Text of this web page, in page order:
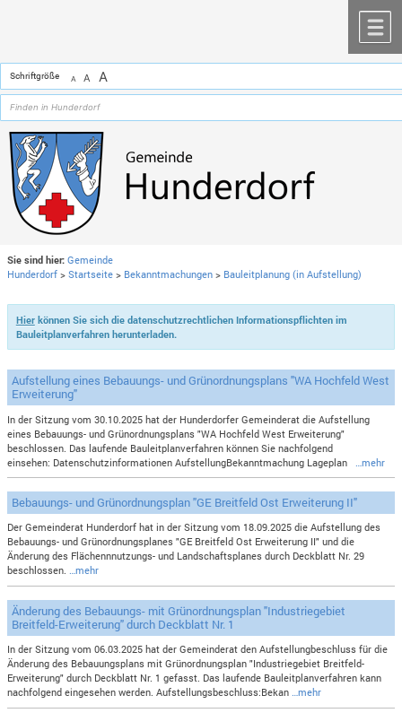
Schriftgröße A A A
Sie sind hier: Gemeinde
Hunderdorf >Startseite > Bekanntmachungen > Bauleitplanung (in Aufstellung)
Hierkönnen Sie sich die datenschutzrechtlichen Informationspflichten im
Bauleitplanverfahren herunterladen.
Aufstellung eines Bebauungs- und Grünordnungsplans "WA Hochfeld West
Erweiterung"
In der Sitzung vom 30.10.2025 hat der Hunderdorfer Gemeinderat die Aufstellung
eines Bebauungs- und Grünordnungsplans "WA Hochfeld West Erweiterung"
beschlossen. Das laufende Bauleitplanverfahren können Sie nachfolgend
einsehen: Datenschutzinformationen AufstellungBekanntmachung Lageplan
…mehr
Bebauungs- und Grünordnungsplan "GE Breitfeld Ost Erweiterung II"
Der Gemeinderat Hunderdorf hat in der Sitzung vom 18.09.2025 die Aufstellung des
Bebauungs- und Grünordnungsplanes "GE Breitfeld Ost Erweiterung II" und die
Änderung des Flächennnutzungs- und Landschaftsplanes durch Deckblatt Nr. 29
beschlossen.…mehr
Änderung des Bebauungs- mit Grünordnungsplan "Industriegebiet
Breitfeld-Erweiterung" durch Deckblatt Nr. 1
In der Sitzung vom 06.03.2025 hat der Gemeinderat den Aufstellungbeschluss für die
Änderung des Bebauungsplans mit Grünordnungsplan "Industriegebiet Breitfeld-
Erweiterung" durch Deckblatt Nr. 1 gefasst. Das laufende Bauleitplanverfahren kann
nachfolgend eingesehen werden. Aufstellungsbeschluss:Bekan…mehr